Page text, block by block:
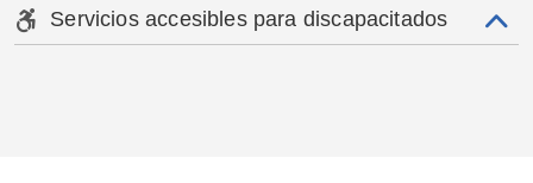
Servicios accesibles para discapacitados